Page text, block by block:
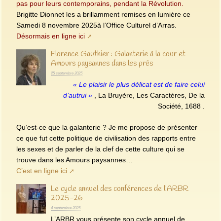
pas pour leurs contemporains, pendant la Révolution.
Brigitte Dionnet les a brillamment remises en lumière ce
Samedi 8 novembre 2025à l’Office Culturel d’Arras.
Désormais en ligne ici
Florence Gauthier : Galanterie à la cour et
Amours paysannes dans les prés
25 septembre 2025
« Le plaisir le plus délicat est de faire celui
d’autrui »
, La Bruyère, Les Caractères, De la
Société, 1688 .
Qu’est-ce que la galanterie ? Je me propose de présenter
ce que fut cette politique de civilisation des rapports entre
les sexes et de parler de la clef de cette culture qui se
trouve dans les Amours paysannes…
C’est en ligne ici
Le cycle annuel des conférences de l’ARBR
2025-26
4 septembre 2025
L’ARBR vous présente son cycle annuel de